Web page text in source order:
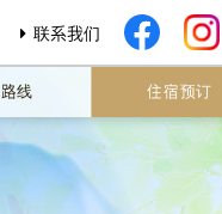
联系我们
线 住宿预订